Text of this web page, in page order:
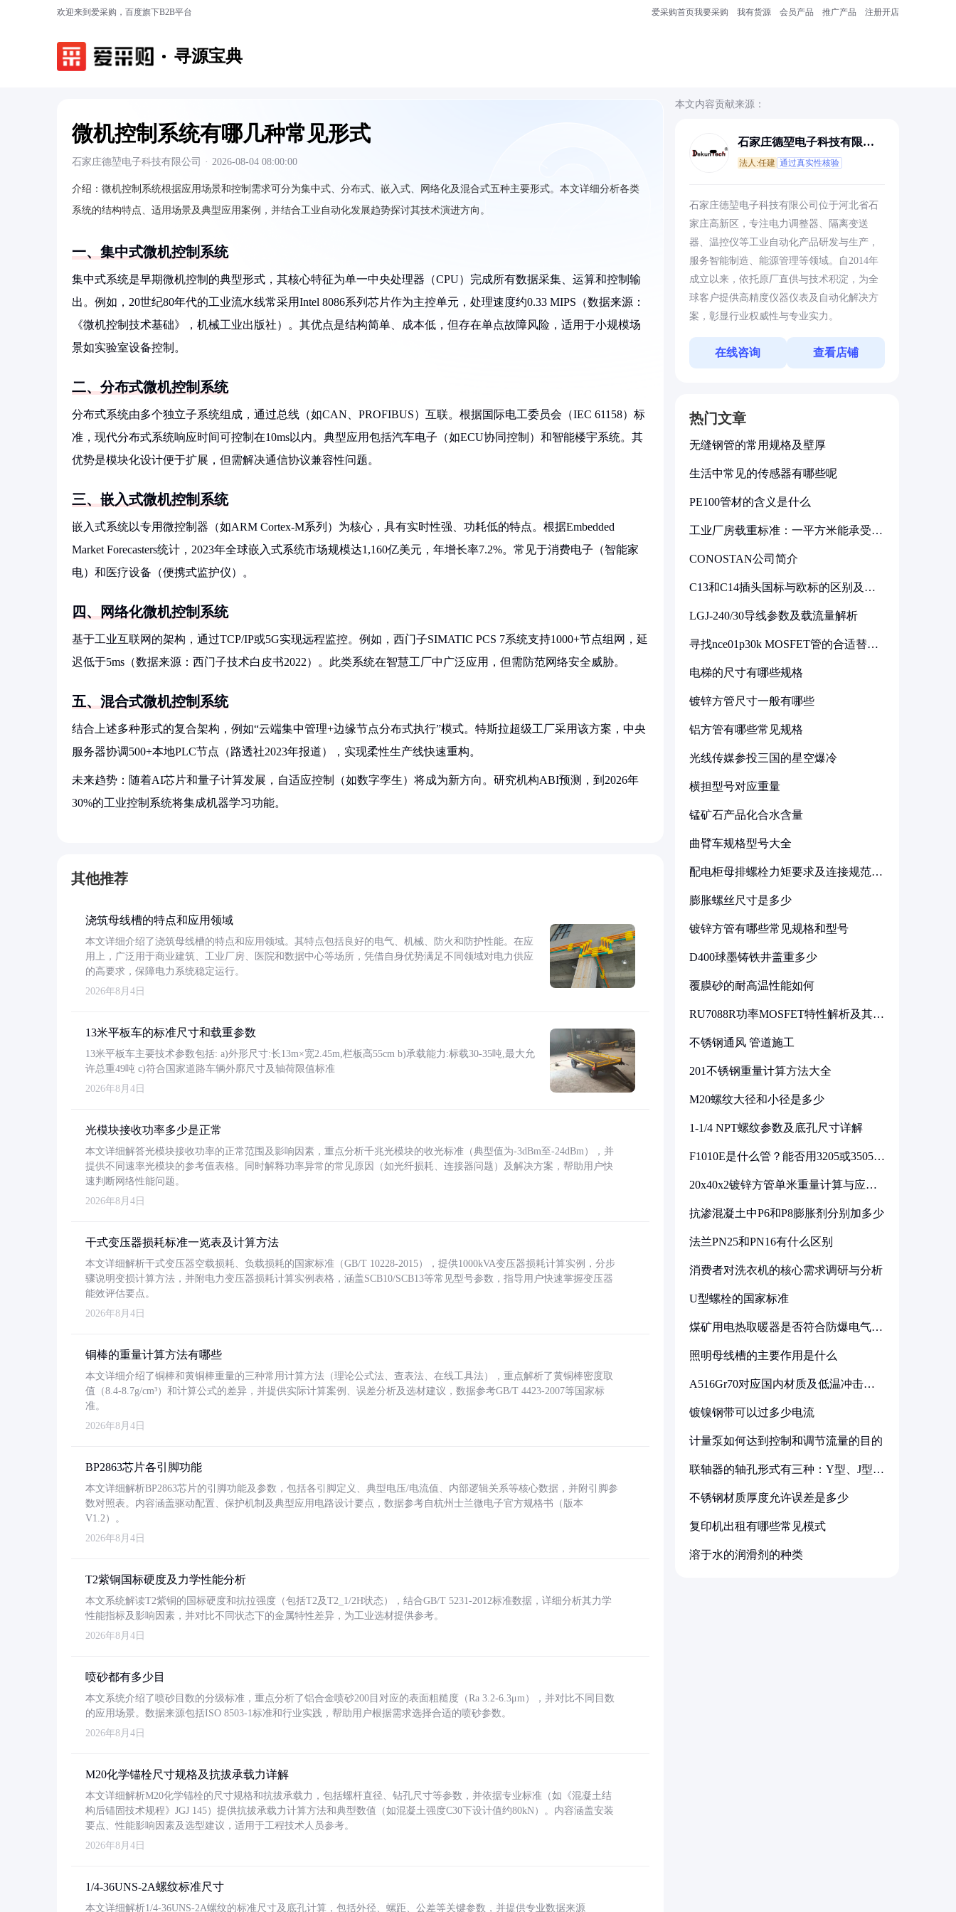
欢迎来到爱采购，百度旗下B2B平台 爱采购首页我要采购 我有货源 会员产品 推广产品 注册开店
寻源宝典
微机控制系统有哪几种常见形式
石家庄德堃电子科技有限公司 · 2026-08-04 08:00:00
介绍： 微机控制系统根据应用场景和控制需求可分为集中式、分布式、嵌入式、网络化及混合式五种主要形式。本文详细分析各类
系统的结构特点、适用场景及典型应用案例，并结合工业自动化发展趋势探讨其技术演进方向。
一、集中式微机控制系统
集中式系统是早期微机控制的典型形式，其核心特征为单一中央处理器（CPU）完成所有数据采集、运算和控制输
出。例如，20世纪80年代的工业流水线常采用Intel 8086系列芯片作为主控单元，处理速度约0.33 MIPS（数据来源：
《微机控制技术基础》，机械工业出版社）。其优点是结构简单、成本低，但存在单点故障风险，适用于小规模场
景如实验室设备控制。
二、分布式微机控制系统
分布式系统由多个独立子系统组成，通过总线（如CAN、PROFIBUS）互联。根据国际电工委员会（IEC 61158）标
准，现代分布式系统响应时间可控制在10ms以内。典型应用包括汽车电子（如ECU协同控制）和智能楼宇系统。其
优势是模块化设计便于扩展，但需解决通信协议兼容性问题。
三、嵌入式微机控制系统
嵌入式系统以专用微控制器（如ARM Cortex-M系列）为核心，具有实时性强、功耗低的特点。根据Embedded
Market Forecasters统计，2023年全球嵌入式系统市场规模达1,160亿美元，年增长率7.2%。常见于消费电子（智能家
电）和医疗设备（便携式监护仪）。
四、网络化微机控制系统
基于工业互联网的架构，通过TCP/IP或5G实现远程监控。例如，西门子SIMATIC PCS 7系统支持1000+节点组网，延
迟低于5ms（数据来源：西门子技术白皮书2022）。此类系统在智慧工厂中广泛应用，但需防范网络安全威胁。
五、混合式微机控制系统
结合上述多种形式的复合架构，例如“云端集中管理+边缘节点分布式执行”模式。特斯拉超级工厂采用该方案，中央
服务器协调500+本地PLC节点（路透社2023年报道），实现柔性生产线快速重构。
未来趋势：随着AI芯片和量子计算发展，自适应控制（如数字孪生）将成为新方向。研究机构ABI预测，到2026年
30%的工业控制系统将集成机器学习功能。
其他推荐
浇筑母线槽的特点和应用领域
本文详细介绍了浇筑母线槽的特点和应用领域。其特点包括良好的电气、机械、防火和防护性能。在应
用上，广泛用于商业建筑、工业厂房、医院和数据中心等场所，凭借自身优势满足不同领域对电力供应
的高要求，保障电力系统稳定运行。
2026年8月4日
13米平板车的标准尺寸和载重参数
13米平板车主要技术参数包括: a)外形尺寸:长13m×宽2.45m,栏板高55cm b)承载能力:标载30-35吨,最大允
许总重49吨 c)符合国家道路车辆外廓尺寸及轴荷限值标准
2026年8月4日
光模块接收功率多少是正常
本文详细解答光模块接收功率的正常范围及影响因素，重点分析千兆光模块的收光标准（典型值为-3dBm至-24dBm），并
提供不同速率光模块的参考值表格。同时解释功率异常的常见原因（如光纤损耗、连接器问题）及解决方案，帮助用户快
速判断网络性能问题。
2026年8月4日
干式变压器损耗标准一览表及计算方法
本文详细解析干式变压器空载损耗、负载损耗的国家标准（GB/T 10228-2015），提供1000kVA变压器损耗计算实例，分步
骤说明变损计算方法，并附电力变压器损耗计算实例表格，涵盖SCB10/SCB13等常见型号参数，指导用户快速掌握变压器
能效评估要点。
2026年8月4日
铜棒的重量计算方法有哪些
本文详细介绍了铜棒和黄铜棒重量的三种常用计算方法（理论公式法、查表法、在线工具法），重点解析了黄铜棒密度取
值（8.4-8.7g/cm³）和计算公式的差异，并提供实际计算案例、误差分析及选材建议，数据参考GB/T 4423-2007等国家标
准。
2026年8月4日
BP2863芯片各引脚功能
本文详细解析BP2863芯片的引脚功能及参数，包括各引脚定义、典型电压/电流值、内部逻辑关系等核心数据，并附引脚参
数对照表。内容涵盖驱动配置、保护机制及典型应用电路设计要点，数据参考自杭州士兰微电子官方规格书（版本
V1.2）。
2026年8月4日
T2紫铜国标硬度及力学性能分析
本文系统解读T2紫铜的国标硬度和抗拉强度（包括T2及T2_1/2H状态），结合GB/T 5231-2012标准数据，详细分析其力学
性能指标及影响因素，并对比不同状态下的金属特性差异，为工业选材提供参考。
2026年8月4日
喷砂都有多少目
本文系统介绍了喷砂目数的分级标准，重点分析了铝合金喷砂200目对应的表面粗糙度（Ra 3.2-6.3μm），并对比不同目数
的应用场景。数据来源包括ISO 8503-1标准和行业实践，帮助用户根据需求选择合适的喷砂参数。
2026年8月4日
M20化学锚栓尺寸规格及抗拔承载力详解
本文详细解析M20化学锚栓的尺寸规格和抗拔承载力，包括螺杆直径、钻孔尺寸等参数，并依据专业标准（如《混凝土结
构后锚固技术规程》JGJ 145）提供抗拔承载力计算方法和典型数值（如混凝土强度C30下设计值约80kN）。内容涵盖安装
要点、性能影响因素及选型建议，适用于工程技术人员参考。
2026年8月4日
1/4-36UNS-2A螺纹标准尺寸
本文详细解析1/4-36UNS-2A螺纹的标准尺寸及底孔计算，包括外径、螺距、公差等关键参数，并提供专业数据来源
本文内容贡献来源：
石家庄德堃电子科技有限公
法人:任建 通过真实性核验
石家庄德堃电子科技有限公司位于河北省石
家庄高新区，专注电力调整器、隔离变送
器、温控仪等工业自动化产品研发与生产，
服务智能制造、能源管理等领域。自2014年
成立以来，依托原厂直供与技术积淀，为全
球客户提供高精度仪器仪表及自动化解决方
案，彰显行业权威性与专业实力。
在线咨询 查看店铺
热门文章
无缝钢管的常用规格及壁厚
生活中常见的传感器有哪些呢
PE100管材的含义是什么
工业厂房载重标准：一平方米能承受多
CONOSTAN公司简介
C13和C14插头国标与欧标的区别及其
LGJ-240/30导线参数及载流量解析
寻找nce01p30k MOSFET管的合适替代
电梯的尺寸有哪些规格
镀锌方管尺寸一般有哪些
铝方管有哪些常见规格
光线传媒参投三国的星空爆冷
横担型号对应重量
锰矿石产品化合水含量
曲臂车规格型号大全
配电柜母排螺栓力矩要求及连接规范详
膨胀螺丝尺寸是多少
镀锌方管有哪些常见规格和型号
D400球墨铸铁井盖重多少
覆膜砂的耐高温性能如何
RU7088R功率MOSFET特性解析及其在
不锈钢通风 管道施工
201不锈钢重量计算方法大全
M20螺纹大径和小径是多少
1-1/4 NPT螺纹参数及底孔尺寸详解
F1010E是什么管？能否用3205或3505代
20x40x2镀锌方管单米重量计算与应用
抗渗混凝土中P6和P8膨胀剂分别加多少
法兰PN25和PN16有什么区别
消费者对洗衣机的核心需求调研与分析
U型螺栓的国家标准
煤矿用电热取暖器是否符合防爆电气设
照明母线槽的主要作用是什么
A516Gr70对应国内材质及低温冲击要
镀镍钢带可以过多少电流
计量泵如何达到控制和调节流量的目的
联轴器的轴孔形式有三种：Y型、J型、
不锈钢材质厚度允许误差是多少
复印机出租有哪些常见模式
溶于水的润滑剂的种类